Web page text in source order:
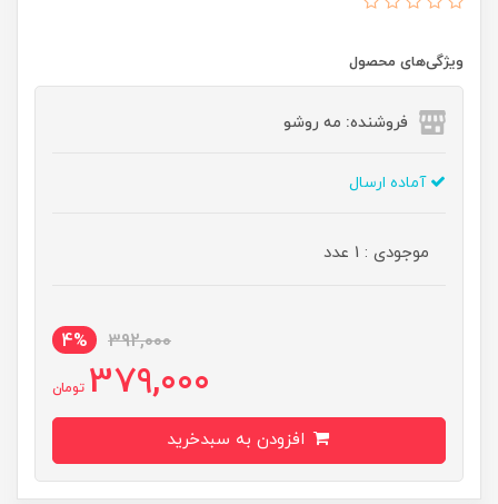
ویژگی‌های محصول
فروشنده: مه رو‌شو
آماده ارسال
موجودی : 1 عدد
392,000
4%
379,000 تومان